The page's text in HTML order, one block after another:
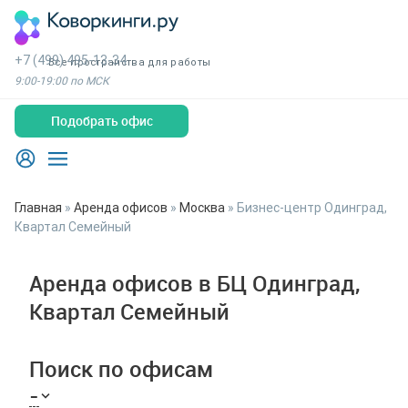
Все пространства для работы
+7 (499) 495-13-34
9:00-19:00 по МСК
Подобрать офис
Главная » Аренда офисов » Москва » Бизнес-центр Одинград,
Квартал Семейный
Аренда офисов в БЦ Одинград,
Квартал Семейный
Поиск по офисам
-